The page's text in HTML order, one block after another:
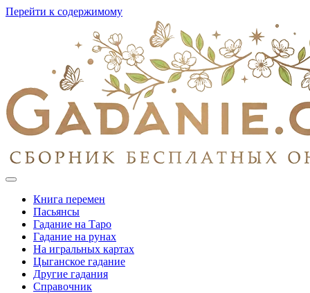
Перейти к содержимому
Книга перемен
Пасьянсы
Гадание на Таро
Гадание на рунах
На игральных картах
Цыганское гадание
Другие гадания
Справочник